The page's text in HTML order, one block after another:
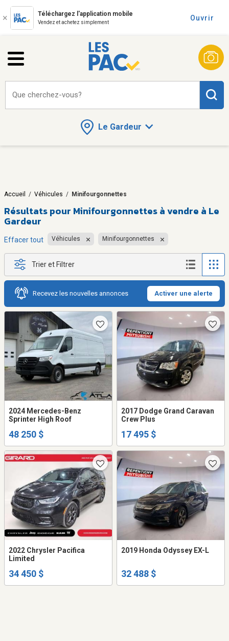
Téléchargez l'application mobile
Vendez et achetez simplement
Ouvrir
Le Gardeur
Que cherchez-vous?
Accueil / Véhicules / Minifourgonnettes
Résultats pour Minifourgonnettes à vendre à Le
Gardeur
Effacer tout Véhicules Minifourgonnettes
Trier et Filtrer
Recevez les nouvelles annonces Activer une alerte
2024 Mercedes-Benz
Sprinter High Roof
48 250 $
2017 Dodge Grand Caravan
Crew Plus
17 495 $
2022 Chrysler Pacifica
Limited
34 450 $
2019 Honda Odyssey EX-L
32 488 $